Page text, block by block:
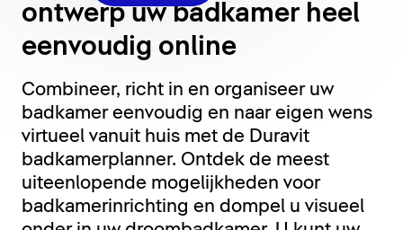
ontwerp uw badkamer heel
eenvoudig online
Combineer, richt in en organiseer uw
badkamer eenvoudig en naar eigen wens
virtueel vanuit huis met de Duravit
badkamerplanner. Ontdek de meest
uiteenlopende mogelijkheden voor
badkamerinrichting en dompel u visueel